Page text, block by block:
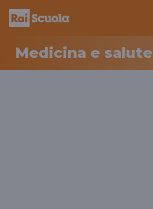
Medicina e salute